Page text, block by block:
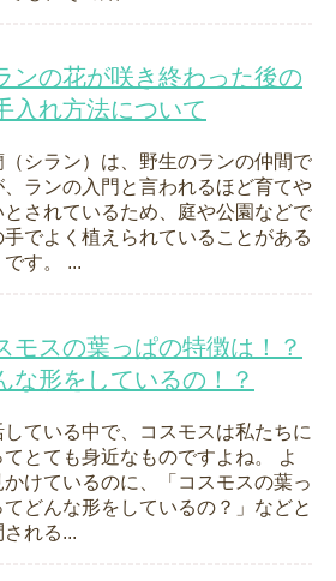
ンの花が咲き終わった後の
入れ方法について
（シラン）は、野生のランの仲間で
、ランの入門と言われるほど育てや
とされているため、庭や公園などで
手でよく植えられていることがある
です。 ...
モスの葉っぱの特徴は！？
な形をしているの！？
している中で、コスモスは私たちに
てとても身近なものですよね。 よ
かけているのに、「コスモスの葉っ
てどんな形をしているの？」などと
される...